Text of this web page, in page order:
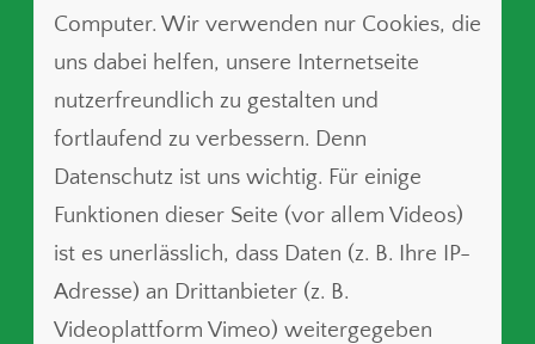
Computer. Wir verwenden nur Cookies, die
uns dabei helfen, unsere Internetseite
nutzerfreundlich zu gestalten und
fortlaufend zu verbessern. Denn
Datenschutz ist uns wichtig. Für einige
Funktionen dieser Seite (vor allem Videos)
ist es unerlässlich, dass Daten (z. B. Ihre IP-
Adresse) an Drittanbieter (z. B.
Videoplattform Vimeo) weitergegeben